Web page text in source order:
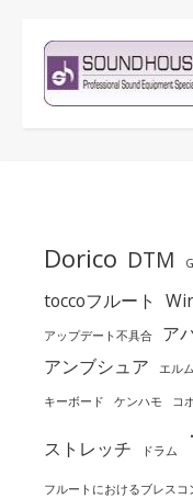
Dorico DTM
toccoフルート
アップデート不具合 ア
アンブシュア
エル
キーボード ケンハモ コ
ストレッチ ドラム
フルートにおけるブレスコ